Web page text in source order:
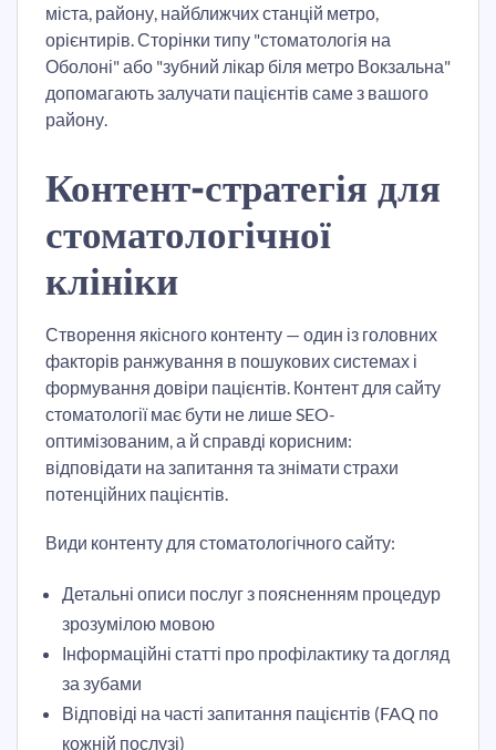
міста, району, найближчих станцій метро,
орієнтирів. Сторінки типу "стоматологія на
Оболоні" або "зубний лікар біля метро Вокзальна"
допомагають залучати пацієнтів саме з вашого
району.
Контент-стратегія для
стоматологічної
клініки
Створення якісного контенту — один із головних
факторів ранжування в пошукових системах і
формування довіри пацієнтів. Контент для сайту
стоматології має бути не лише SEO-
оптимізованим, а й справді корисним:
відповідати на запитання та знімати страхи
потенційних пацієнтів.
Види контенту для стоматологічного сайту:
Детальні описи послуг з поясненням процедур
зрозумілою мовою
Інформаційні статті про профілактику та догляд
за зубами
Відповіді на часті запитання пацієнтів (FAQ по
кожній послузі)